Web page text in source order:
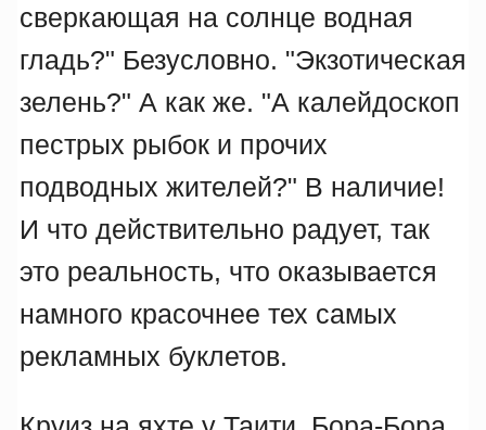
сверкающая на солнце водная
гладь?" Безусловно. "Экзотическая
зелень?" А как же. "А калейдоскоп
пестрых рыбок и прочих
подводных жителей?" В наличие!
И что действительно радует, так
это реальность, что оказывается
намного красочнее тех самых
рекламных буклетов.